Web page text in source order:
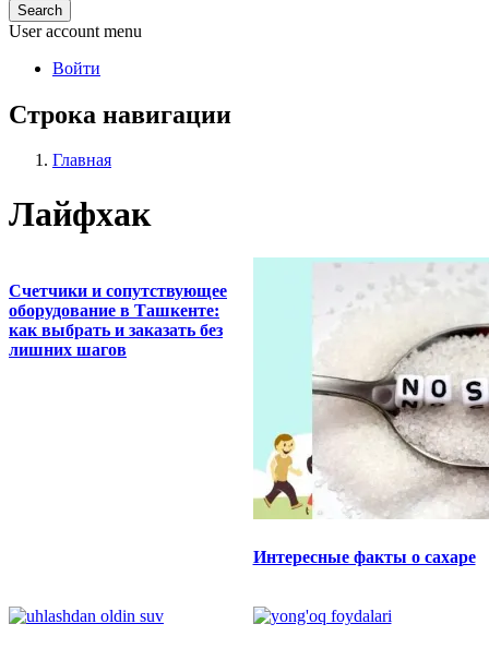
Search
User account menu
Войти
Строка навигации
Главная
Лайфхак
Счетчики и сопутствующее
оборудование в Ташкенте:
как выбрать и заказать без
лишних шагов
Интересные факты о сахаре